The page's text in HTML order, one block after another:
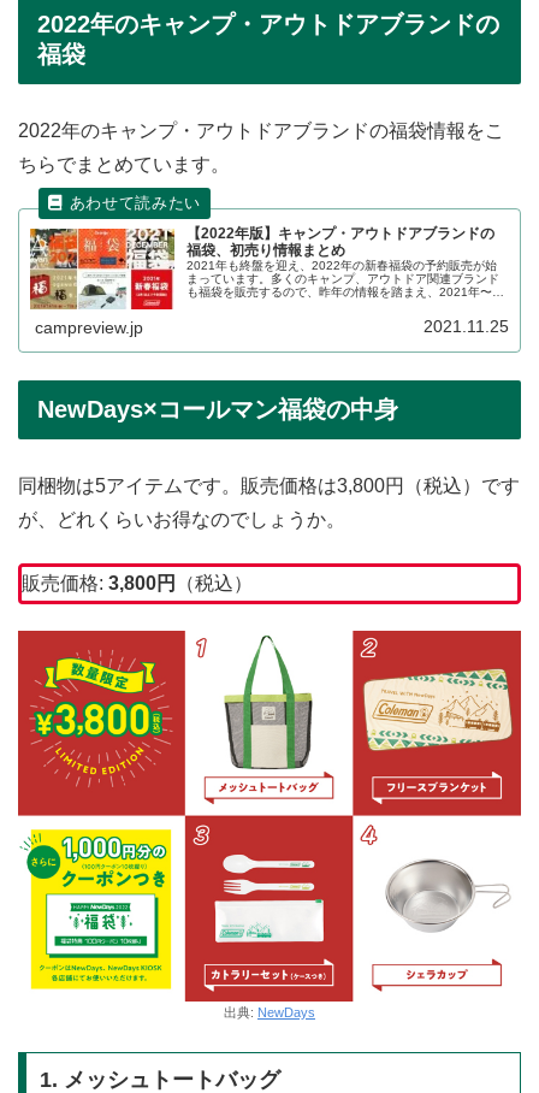
2022年のキャンプ・アウトドアブランドの
福袋
2022年のキャンプ・アウトドアブランドの福袋情報をこ
ちらでまとめています。
【2022年版】キャンプ・アウトドアブランドの
福袋、初売り情報まとめ
2021年も終盤を迎え、2022年の新春福袋の予約販売が始
まっています。多くのキャンプ、アウトドア関連ブランド
も福袋を販売するので、昨年の情報を踏まえ、2021年〜
campreview.jp 2021.11.25
NewDays×コールマン福袋の中身
同梱物は5アイテムです。販売価格は3,800円（税込）です
が、どれくらいお得なのでしょうか。
販売価格: 3,800円 （税込）
出典: NewDays
1. メッシュトートバッグ